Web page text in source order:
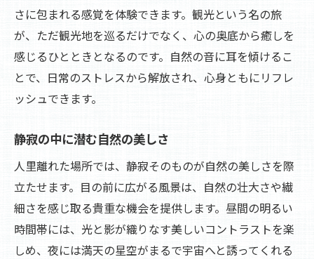
さに包まれる感覚を体験できます。観光という名の旅
が、ただ観光地を巡るだけでなく、心の奥底から癒しを
感じるひとときとなるのです。自然の音に耳を傾けるこ
とで、日常のストレスから解放され、心身ともにリフレ
ッシュできます。
静寂の中に潜む自然の美しさ
人里離れた場所では、静寂そのものが自然の美しさを際
立たせます。目の前に広がる風景は、自然の壮大さや繊
細さを感じ取る貴重な機会を提供します。昼間の明るい
時間帯には、光と影が織りなす美しいコントラストを楽
しめ、夜には満天の星空がまるで宇宙へと誘ってくれる